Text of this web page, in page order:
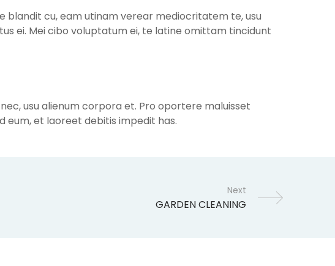
blandit cu, eam utinam verear mediocritatem te, usu
ei. Mei cibo voluptatum ei, te latine omittam tincidunt
usu alienum corpora et. Pro oportere maluisset
eum, et laoreet debitis impedit has.
Next